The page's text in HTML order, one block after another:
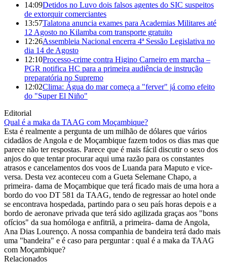
14:09Detidos no Luvo dois falsos agentes do SIC suspeitos
de extorquir comerciantes
13:57Talatona anuncia exames para Academias Militares até
12 Agosto no Kilamba com transporte gratuito
12:26Assembleia Nacional encerra 4ª Sessão Legislativa no
dia 14 de Agosto
12:10Processo-crime contra Higino Carneiro em marcha –
PGR notifica HC para a primeira audiência de instrução
preparatória no Supremo
12:02Clima: Água do mar começa a "ferver" já como efeito
do "Super El Niño"
Editorial
Qual é a maka da TAAG com Moçambique?
Esta é realmente a pergunta de um milhão de dólares que vários
cidadãos de Angola e de Moçambique fazem todos os dias mas que
parece não ter respostas. Parece que é mais fácil discutir o sexo dos
anjos do que tentar procurar aqui uma razão para os constantes
atrasos e cancelamentos dos voos de Luanda para Maputo e vice-
versa. Desta vez aconteceu com a Gueta Selemane Chapo, a
primeira- dama de Moçambique que terá ficado mais de uma hora a
bordo do voo DT 581 da TAAG, tendo de regressar ao hotel onde
se encontrava hospedada, partindo para o seu país horas depois e a
bordo de aeronave privada que terá sido agilizada graças aos "bons
ofícios" da sua homóloga e anfitriã, a primeira- dama de Angola,
Ana Dias Lourenço. A nossa companhia de bandeira terá dado mais
uma "bandeira" e é caso para perguntar : qual é a maka da TAAG
com Moçambique?
Relacionados